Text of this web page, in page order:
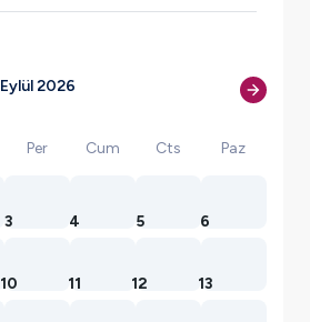
Eylül 2026
Per Cum Cts Paz
3 4 5 6
10 11 12 13